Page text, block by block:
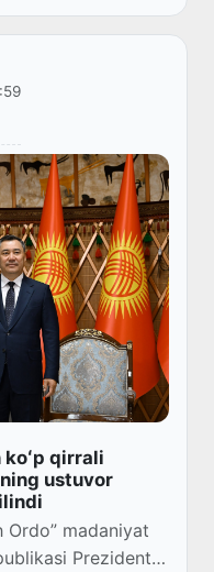
koʻp qirrali
ustuvor
Ordo” madaniyat
Prezidenti